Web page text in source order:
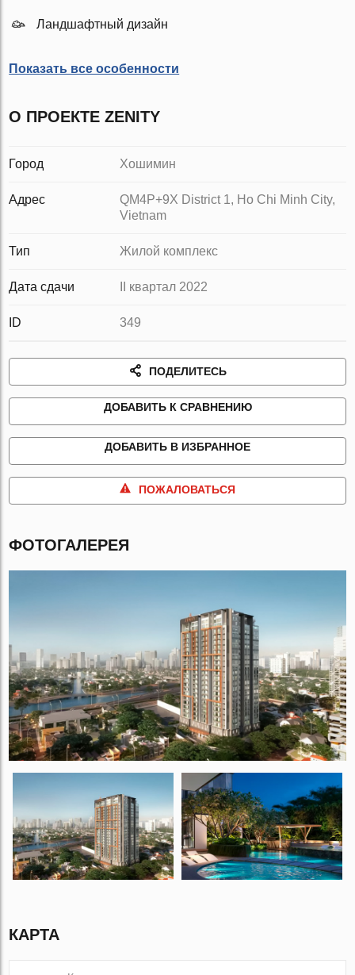
Ландшафтный дизайн
Показать все особенности
О ПРОЕКТЕ ZENITY
Город Хошимин
Адрес
QM4P+9X District 1, Ho Chi Minh City,
Vietnam
Тип Жилой комплекс
Дата сдачи II квартал 2022
ID 349
ПОДЕЛИТЕСЬ
ДОБАВИТЬ К СРАВНЕНИЮ
ДОБАВИТЬ В ИЗБРАННОЕ
ПОЖАЛОВАТЬСЯ
ФОТОГАЛЕРЕЯ
КАРТА